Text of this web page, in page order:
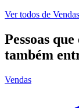
Ver todos de Vendas
Pessoas
também
Vendas